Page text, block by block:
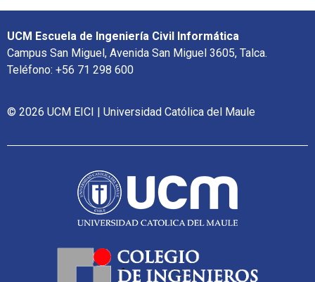
UCM Escuela de Ingeniería Civil Informática
Campus San Miguel, Avenida San Miguel 3605, Talca.
Teléfono: +56 71 298 600
© 2026 UCM EICI | Universidad Católica del Maule